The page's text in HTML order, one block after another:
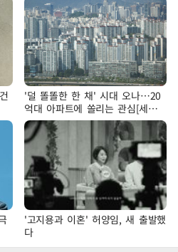
'덜 똘똘한 한 채' 시대 오나…20
억대 아파트에 쏠리는 관심[세제
개편, 그 이후②]
'고지용과 이혼' 허양임, 새 출발했
다